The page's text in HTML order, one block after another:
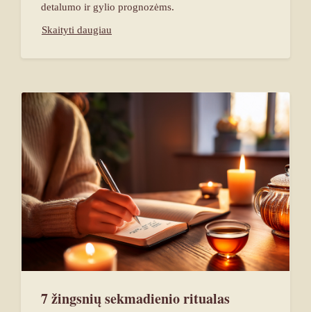
detalumo ir gylio prognozėms.
Skaityti daugiau
7 žingsnių sekmadienio ritualas